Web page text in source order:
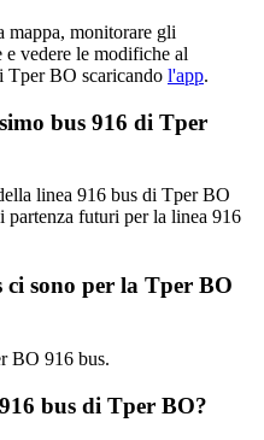
mappa, monitorare gli
vedere le modifiche al
Tper BO scaricando l'app.
bus 916 di Tper
linea 916 bus di Tper BO
partenza futuri per la linea 916
sono per la Tper BO
BO 916 bus.
bus di Tper BO?